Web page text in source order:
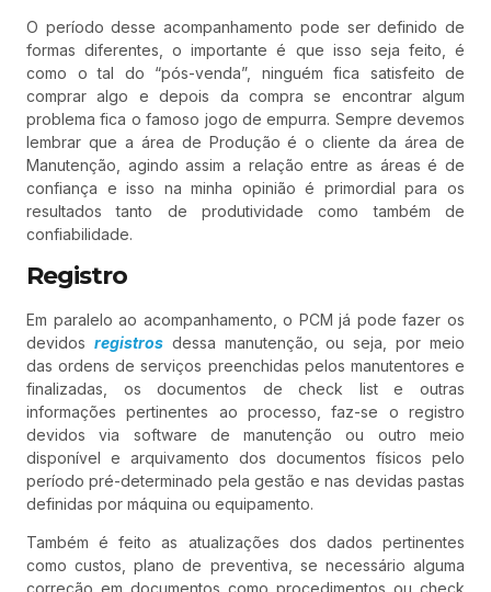
O período desse acompanhamento pode ser definido de
formas diferentes, o importante é que isso seja feito, é
como o tal do “pós-venda”, ninguém fica satisfeito de
comprar algo e depois da compra se encontrar algum
problema fica o famoso jogo de empurra. Sempre devemos
lembrar que a área de Produção é o cliente da área de
Manutenção, agindo assim a relação entre as áreas é de
confiança e isso na minha opinião é primordial para os
resultados tanto de produtividade como também de
confiabilidade.
Registro
Em paralelo ao acompanhamento, o PCM já pode fazer os
devidos registros dessa manutenção, ou seja, por meio
das ordens de serviços preenchidas pelos manutentores e
finalizadas, os documentos de check list e outras
informações pertinentes ao processo, faz-se o registro
devidos via software de manutenção ou outro meio
disponível e arquivamento dos documentos físicos pelo
período pré-determinado pela gestão e nas devidas pastas
definidas por máquina ou equipamento.
Também é feito as atualizações dos dados pertinentes
como custos, plano de preventiva, se necessário alguma